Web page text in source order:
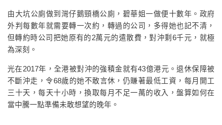
由大坑公廁做到灣仔鵝頸橋公廁，碧華姐一做便十數年。政府
外判每數年就需要轉一次約，轉過的公司，多得她也記不清，
但轉約時公司把她原有的2萬元的遣散費，對沖剩6千元，就極
為深刻。
光在2017年，全港被對沖的強積金就有43億港元。退休保障被
不斷沖走，令68歲的她不敢言休，仍賺著最低工資，每月開工
三十天，每天十小時，換取每月不足一萬的收入，盤算如何在
當中騰一點準備未敢想望的晚年。